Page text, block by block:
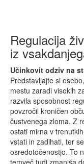
Regulacija
iz
Učinkovit odziv na
Predstavljajte si
mestu zaradi visokih
razvila sposobnost
povzročil kroničen
čustvenega zloma. Z
ostati mirna v
vstati in zadihati, ter
osredotočenostjo. To
temveč tudi zmanjša